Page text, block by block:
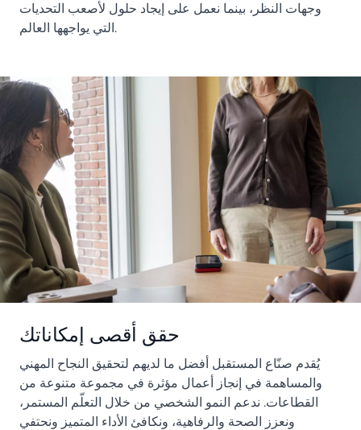
وجهات النظر، بينما نعمل على إيجاد حلول لأصعب التحديات
التي يواجهها العالم.
حقق أقصى إمكاناتك
يُقدم صنّاع المستقبل أفضل ما لديهم لتحقيق النجاح المهني
والمساهمة في إنجاز أعمال مؤثرة في مجموعة متنوعة من
القطاعات. ندعم النمو الشخصي من خلال التعلّم المستمر،
ونعزز الصحة والرفاهية، ونكافئ الأداء المتميز ونحتفي